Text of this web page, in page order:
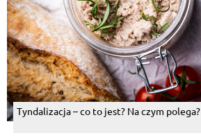
Tyndalizacja – co to jest? Na czym polega?